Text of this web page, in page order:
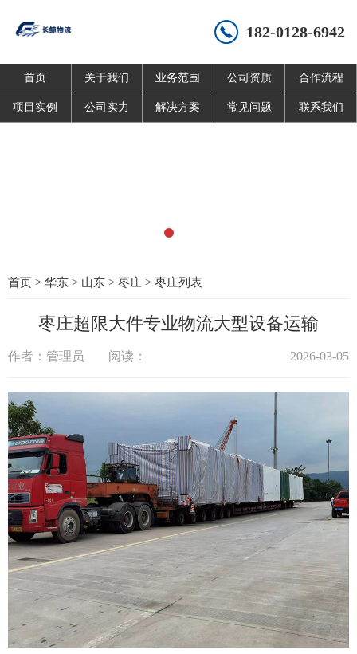
182-0128-6942
首页 关于我们 业务范围 公司资质 合作流程
项目实例 公司实力 解决方案 常见问题 联系我们
首页 > 华东 > 山东 > 枣庄 > 枣庄列表
枣庄超限大件专业物流大型设备运输
作者：管理员 阅读： 2026-03-05